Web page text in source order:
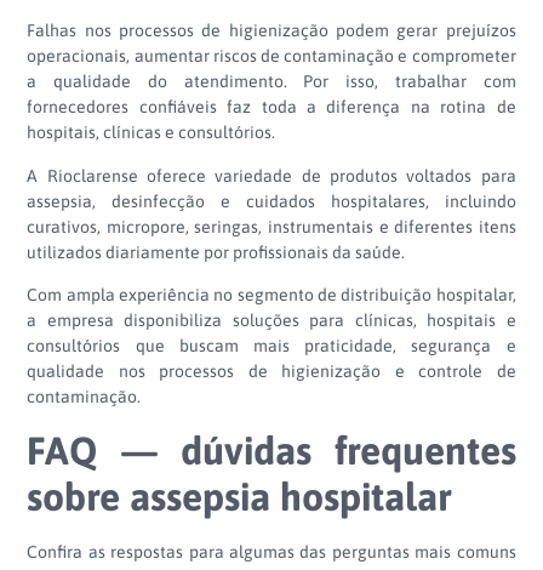
Falhas nos processos de higienização podem gerar prejuízos
operacionais, aumentar riscos de contaminação e comprometer
a qualidade do atendimento. Por isso, trabalhar com
fornecedores confiáveis faz toda a diferença na rotina de
hospitais, clínicas e consultórios.
A Rioclarense oferece variedade de produtos voltados para
assepsia, desinfecção e cuidados hospitalares, incluindo
curativos, micropore, seringas, instrumentais e diferentes itens
utilizados diariamente por profissionais da saúde.
Com ampla experiência no segmento de distribuição hospitalar,
a empresa disponibiliza soluções para clínicas, hospitais e
consultórios que buscam mais praticidade, segurança e
qualidade nos processos de higienização e controle de
contaminação.
FAQ — dúvidas frequentes
sobre assepsia hospitalar
Confira as respostas para algumas das perguntas mais comuns